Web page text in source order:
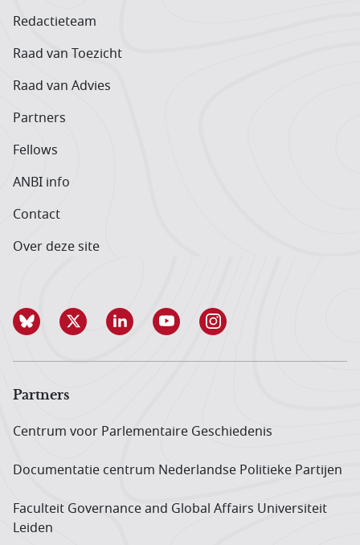
Redactieteam
Raad van Toezicht
Raad van Advies
Partners
Fellows
ANBI info
Contact
Over deze site
Partners
Centrum voor Parlementaire Geschiedenis
Documentatie centrum Neder­landse Politieke Partijen
Faculteit Governance and Global Affairs Universiteit
Leiden